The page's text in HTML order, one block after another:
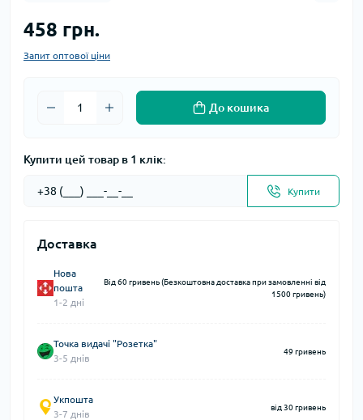
458 грн.
Запит оптової ціни
До кошика
Купити цей товар в 1 клік:
Купити
Доставка
Нова
пошта
1-2 дні
Від 60 гривень (Безкоштовна доставка при замовленні від
1500 гривень)
Точка видачі "Розетка"
3-5 днів
49 гривень
Укпошта
3-7 днів
від 30 гривень